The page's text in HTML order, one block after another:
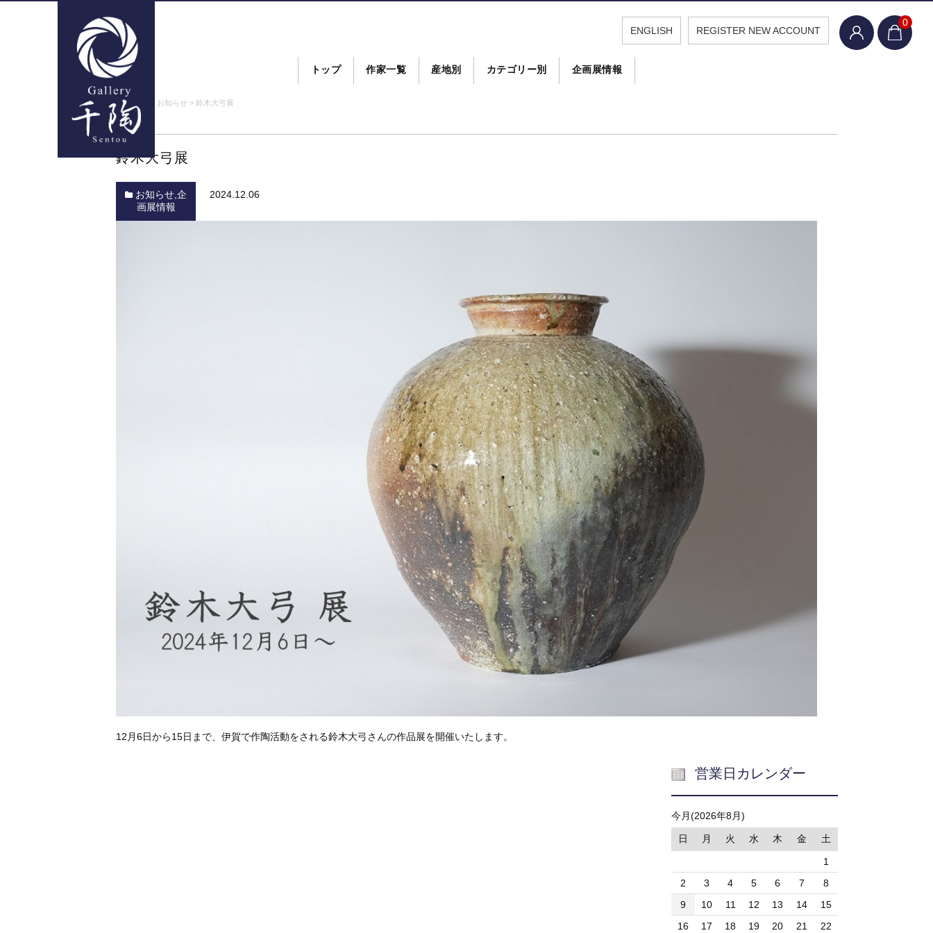
0
REGISTER NEW ACCOUNT
ENGLISH
トップ 作家一覧 産地別 カテゴリー別 企画展情報
ギャラリー千陶 お知らせ > 鈴木大弓展
鈴木大弓展
お知らせ ,企
画展情報
2024.12.06
12月6日から15日まで、伊賀で作陶活動をされる鈴木大弓さんの作品展を開催いたします。
営業日カレンダー
今月(2026年8月)
日 月 火 水 木 金 土
1
2
3 4 5 6 7
8
9
10 11 12 13 14
15
16
17 18 19 20 21 22